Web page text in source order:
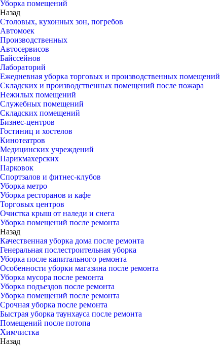
Уборка помещений
Назад
Столовых, кухонных зон, погребов
Автомоек
Производственных
Автосервисов
Байссейнов
Лабораторий
Ежедневная уборка торговых и производственных помещений
Складских и производственных помещений после пожара
Нежилых помещений
Служебных помещений
Складских помещений
Бизнес-центров
Гостиниц и хостелов
Кинотеатров
Медицинских учреждений
Парикмахерских
Парковок
Спортзалов и фитнес-клубов
Уборка метро
Уборка ресторанов и кафе
Торговых центров
Очистка крыш от наледи и снега
Уборка помещений после ремонта
Назад
Качественная уборка дома после ремонта
Генеральная послестроительная уборка
Уборка после капитального ремонта
Особенности уборки магазина после ремонта
Уборка мусора после ремонта
Уборка подъездов после ремонта
Уборка помещений после ремонта
Срочная уборка после ремонта
Быстрая уборка таунхауса после ремонта
Помещений после потопа
Химчистка
Назад